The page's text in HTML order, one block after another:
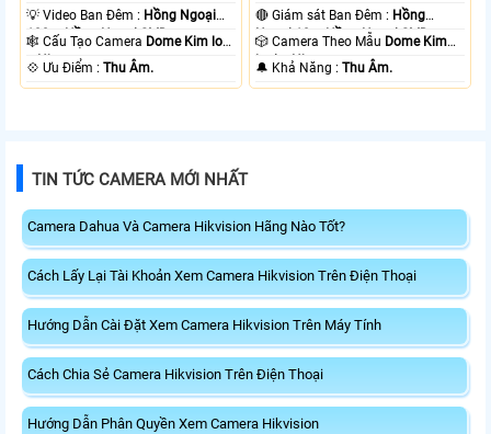
💡 Video Ban Đêm : Hồng Ngoại
100m Hồng Ngoại SMD.
🕸️ Cấu Tạo Camera Dome Kim loại
+ Nhựa.
️💠 Ưu Điểm :Thu Âm.
🔴 Giám sát Ban Đêm : Hồng
Ngoại 10m Hồng Ngoại SMD.
🎲 Camera Theo Mẫu Dome Kim
loại + Nhựa.
️🔔 Khả Năng :Thu Âm.
TIN TỨC CAMERA MỚI NHẤT
Camera Dahua Và Camera Hikvision Hãng Nào Tốt?
Cách Lấy Lại Tài Khoản Xem Camera Hikvision Trên Điện Thoại
Hướng Dẫn Cài Đặt Xem Camera Hikvision Trên Máy Tính
Cách Chia Sẻ Camera Hikvision Trên Điện Thoại
Hướng Dẫn Phân Quyền Xem Camera Hikvision